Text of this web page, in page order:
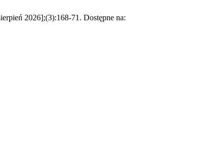
2026];(3):168-71. Dostępne na: